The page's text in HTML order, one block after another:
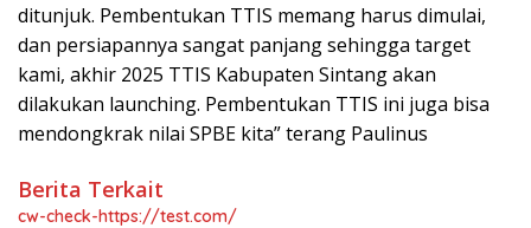
ditunjuk. Pembentukan TTIS memang harus dimulai,
dan persiapannya sangat panjang sehingga target
kami, akhir 2025 TTIS Kabupaten Sintang akan
dilakukan launching. Pembentukan TTIS ini juga bisa
mendongkrak nilai SPBE kita” terang Paulinus
Berita Terkait
cw-check-https://test.com/